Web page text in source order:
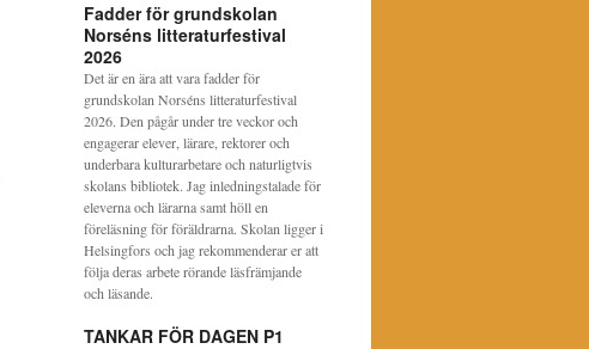
Fadder för grundskolan
Norséns litteraturfestival
2026
Det är en ära att vara fadder för
grundskolan Norséns litteraturfestival
2026. Den pågår under tre veckor och
engagerar elever, lärare, rektorer och
underbara kulturarbetare och naturligtvis
skolans bibliotek. Jag inledningstalade för
eleverna och lärarna samt höll en
föreläsning för föräldrarna. Skolan ligger i
Helsingfors och jag rekommenderar er att
följa deras arbete rörande läsfrämjande
och läsande.
TANKAR FÖR DAGEN P1